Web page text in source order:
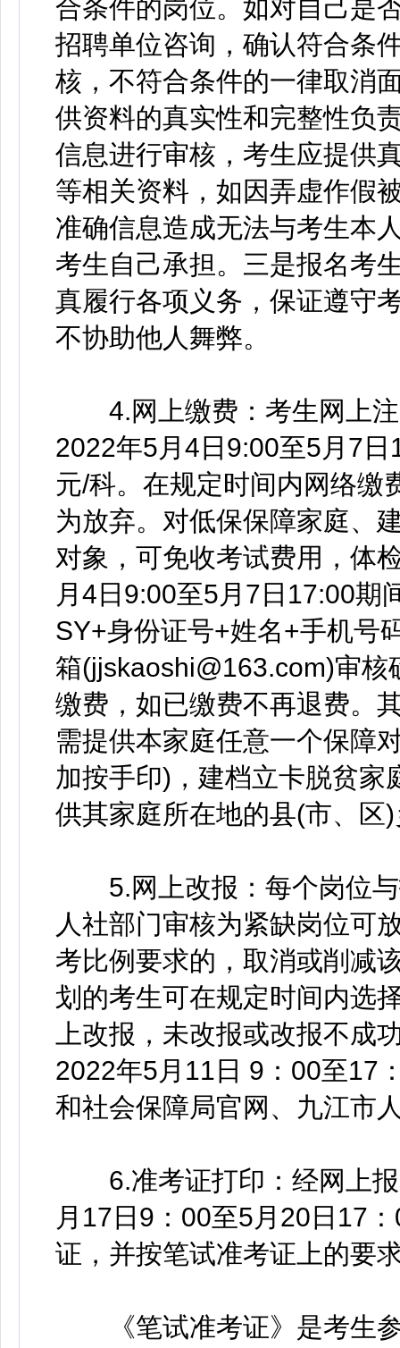
合条件的岗位。如对自己是
招聘单位咨询，确认符合条
核，不符合条件的一律取消
供资料的真实性和完整性负
信息进行审核，考生应提供
等相关资料，如因弄虚作假
准确信息造成无法与考生本
考生自己承担。三是报名考
真履行各项义务，保证遵守
不协助他人舞弊。
4.网上缴费：考生网上注
2022年5月4日9:00至5月7
元/科。在规定时间内网络缴
为放弃。对低保保障家庭、
对象，可免收考试费用，体
月4日9:00至5月7日17:00期
SY+身份证号+姓名+手机号
箱(jjskaoshi@163.com)审
缴费，如已缴费不再退费。
需提供本家庭任意一个保障
加按手印)，建档立卡脱贫家
供其家庭所在地的县(市、区
5.网上改报：每个岗位与
人社部门审核为紧缺岗位可
考比例要求的，取消或削减
划的考生可在规定时间内选
上改报，未改报或改报不成
2022年5月11日 9：00至17
和社会保障局官网、九江市
6.准考证打印：经网上报
月17日9：00至5月20日17
证，并按笔试准考证上的要
《笔试准考证》是考生参